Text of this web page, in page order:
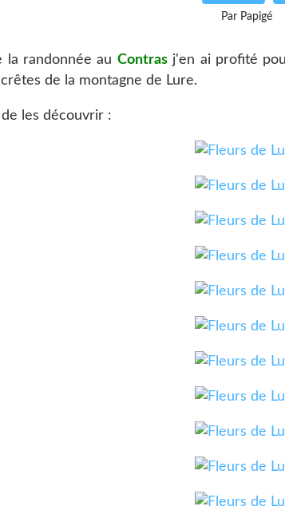
Par Papigé
la randonnée au Contrasj'en ai profité
de la montagne de Lure.
les découvrir :